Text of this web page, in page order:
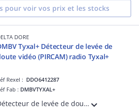
pour voir vos prix et les stocks
DORE
Tyxal+ Détecteur de levée de
vidéo (PIRCAM) radio Tyxal+
Rexel : DDO6412287
Fab : DMBVTYXAL+
Détecteur de levée de doute vidéo (PIRCAM) radio Tyxal+ - Détection de mouvement infrarouge - Fonctions vidéo avec levée de doute - Sélectif animaux